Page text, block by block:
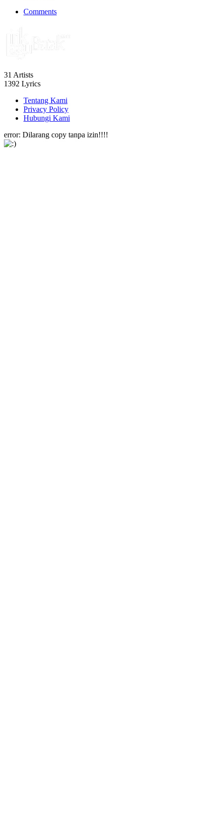
Comments
31 Artists
1392 Lyrics
Tentang Kami
Privacy Policy
Hubungi Kami
error: Dilarang copy tanpa izin!!!!